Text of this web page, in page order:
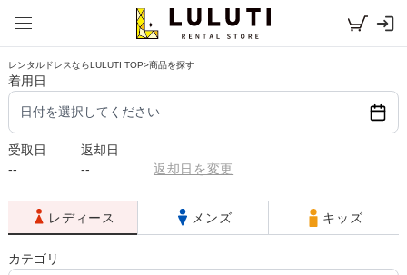
レンタルドレスならLULUTI TOP>商品を探す
着用日
日付を選択してください
受取日
--
返却日
--
返却日を変更
レディース メンズ キッズ
カテゴリ